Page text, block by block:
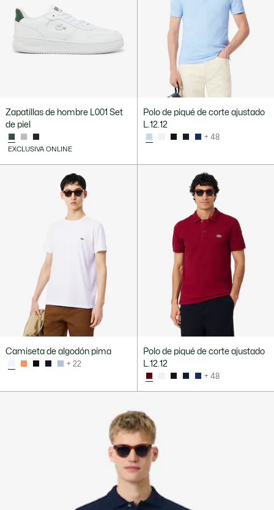
Zapatillas de hombre L001 Set
de piel
EXCLUSIVA ONLINE
Polo de piqué de corte ajustado
L.12.12
+ 48
Camiseta de algodón pima
+ 22
Polo de piqué de corte ajustado
L.12.12
+ 48